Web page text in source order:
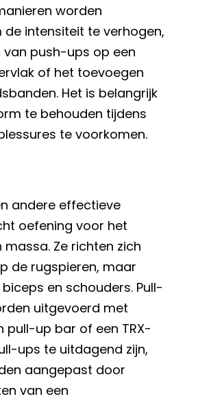
worden
intensiteit te verhogen,
van push-ups op een
of het toevoegen
Het is belangrijk
te behouden tijdens
te voorkomen.
andere effectieve
oefening voor het
Ze richten zich
de rugspieren, maar
en schouders. Pull-
uitgevoerd met
pull-up bar of een TRX-
ups te uitdagend zijn,
aangepast door
van een